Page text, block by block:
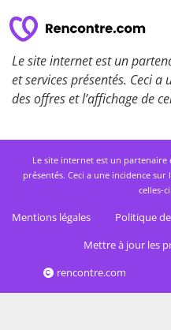
Le site internet est un
et services présentés. Ceci
des offres et l’affichage de
Le site internet est un partenaire
présentés. Ceci a une incidence sur
celles-
Mentions légales Politique
Mettre à jour les
rencontre.com